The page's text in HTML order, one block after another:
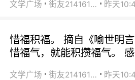
文学广场 街友21416156 昨天
惜福积福。 摘自《喻世明
惜福气，就能积攒福气。 感
文学广场 街友21416156 昨天